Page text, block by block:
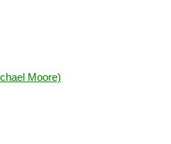
Moore)